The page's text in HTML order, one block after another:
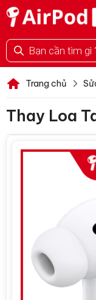
Chuyển
đến
dung
Tìm
kiếm
sản
phẩm
Trang chủ
Thay Loa